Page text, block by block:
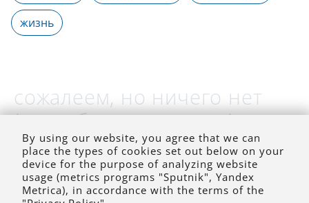
жизнь
сожалеем, но ничего нет
(на выбранное время)
By using our website, you agree that we can
place the types of cookies set out below on your
device for the purpose of analyzing website
usage (metrics programs "Sputnik", Yandex
Metrica), in accordance with the terms of the